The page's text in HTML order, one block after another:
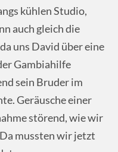
kühlen Studio,
auch gleich die
uns David über eine
Gambiahilfe
sein Bruder im
Geräusche einer
störend, wie wir
mussten wir jetzt